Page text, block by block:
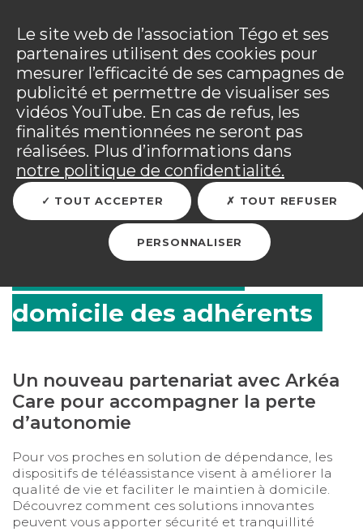
adhérents sinistrés et les personnels mobilisés.
Tous les détails dansvotre espace adhérent.
Vous êtes sur le site Tégo
RETOUR
Des solutions complètes
domicile des adhérents
Un nouveau partenariat avec Arkéa
Care pour accompagner la perte
d’autonomie
Pour vos proches en solution de dépendance, les
dispositifs de téléassistance visent à améliorer la
qualité de vie et faciliter le maintien à domicile.
Découvrez comment ces solutions innovantes
peuvent vous apporter sécurité et tranquillité
Le site web de l’association Tégo et ses
partenaires utilisent des cookies pour
mesurer l’efficacité de ses campagnes de
publicité et permettre de visualiser ses
vidéos YouTube. En cas de refus, les
finalités mentionnées ne seront pas
réalisées. Plus d’informations dans
notre politique de confidentialité.
TOUT ACCEPTER TOUT REFUSER
PERSONNALISER